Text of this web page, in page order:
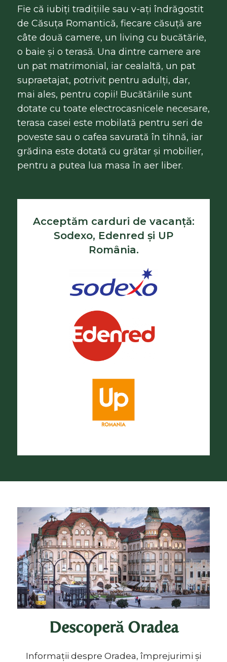
Fie că iubiți tradițiile sau v-ați îndrăgostit
de Căsuța Romantică, fiecare căsuță are
câte două camere, un living cu bucătărie,
o baie și o terasă. Una dintre camere are
un pat matrimonial, iar cealaltă, un pat
supraetajat, potrivit pentru adulți, dar,
mai ales, pentru copii! Bucătăriile sunt
dotate cu toate electrocasnicele necesare,
terasa casei este mobilată pentru seri de
poveste sau o cafea savurată în tihnă, iar
grădina este dotată cu grătar și mobilier,
pentru a putea lua masa în aer liber.
Acceptăm carduri de vacanță:
Sodexo, Edenred și UP
România.
Descoperă Oradea
Informații despre Oradea, împrejurimi și